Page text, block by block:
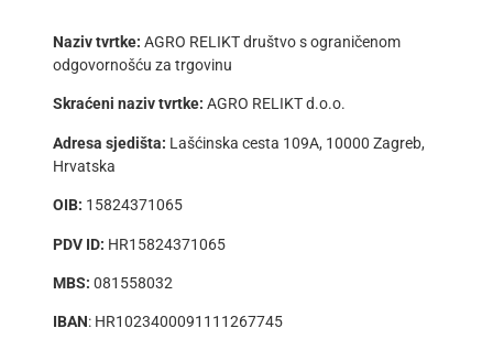
Naziv tvrtke: AGRO RELIKT društvo s ograničenom
odgovornošću za trgovinu
Skraćeni naziv tvrtke: AGRO RELIKT d.o.o.
Adresa sjedišta: Lašćinska cesta 109A, 10000 Zagreb,
Hrvatska
OIB: 15824371065
PDV ID: HR15824371065
MBS: 081558032
IBAN: HR1023400091111267745